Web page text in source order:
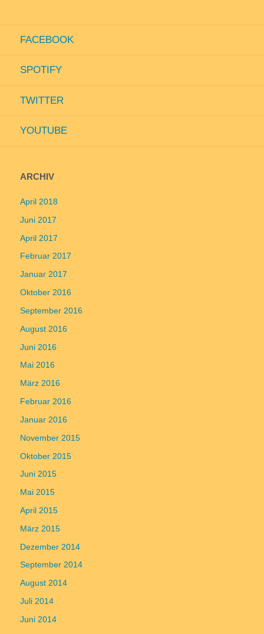
FACEBOOK
SPOTIFY
TWITTER
YOUTUBE
ARCHIV
April 2018
Juni 2017
April 2017
Februar 2017
Januar 2017
Oktober 2016
September 2016
August 2016
Juni 2016
Mai 2016
März 2016
Februar 2016
Januar 2016
November 2015
Oktober 2015
Juni 2015
Mai 2015
April 2015
März 2015
Dezember 2014
September 2014
August 2014
Juli 2014
Juni 2014